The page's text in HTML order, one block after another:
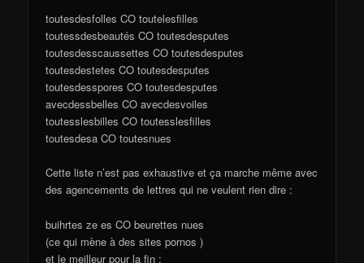
toutesdesfolles CO toutelesfilles
toutessdesbeautés CO toutesdesputes
toutesdesscaussettes CO toutesdesputes
toutesdestetes CO toutesdesputes
toutesdesspores CO toutesdesputes
avecdessbelles CO avecdesvoiles
toutesslesbilles CO toutesslesfilles
toutesdesa CO toutesnues
Cette liste n’est pas exhaustive et ça marche même avec
des agencements de lettres qui ne veulent rien dire :
buihrtes ze es CO beurettes nues
(ce qui mène à des sites pornos )
et le meilleur pour la fin :